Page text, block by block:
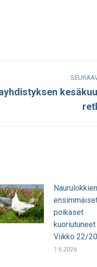
Naurulokkien
poikaset
Viikko 22/
1.6.2026